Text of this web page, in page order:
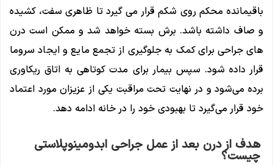
باقیمانده محکم روی شکم قرار می گیرد تا ظاهری سفت، کشیده
و صاف داشته باشد. برش بسته خواهد شد و ممکن است درن
های جراحی برای کمک به جلوگیری از تجمع مایع و ایجاد سروما
قرار داده شود. سپس بیمار برای مدت کوتاهی به اتاق ریکاوری
برده می‌شود و در نهایت تحت مراقبت یکی از عزیزان مورد اعتماد
خود قرار می‌گیرد تا بهبودی خود را در خانه ادامه دهد.
هدف از درن بعد از عمل جراحی ابدومینوپلاستی
چیست؟